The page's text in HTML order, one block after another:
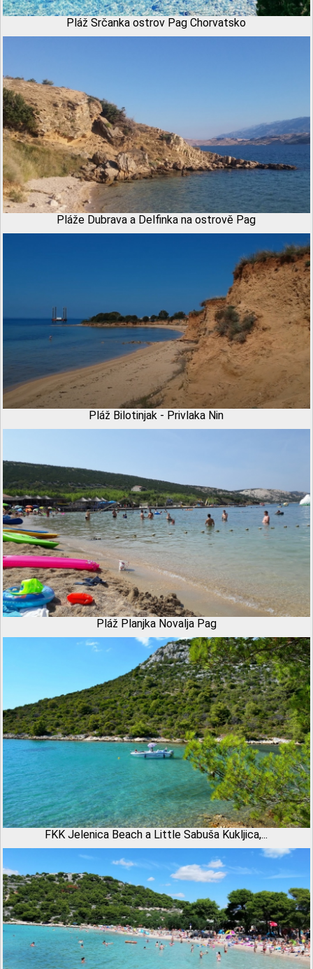
Pláž Srčanka ostrov Pag Chorvatsko
Pláže Dubrava a Delfinka na ostrově Pag
Pláž Bilotinjak - Privlaka Nin
Pláž Planjka Novalja Pag
FKK Jelenica Beach a Little Sabuša Kukljica,...